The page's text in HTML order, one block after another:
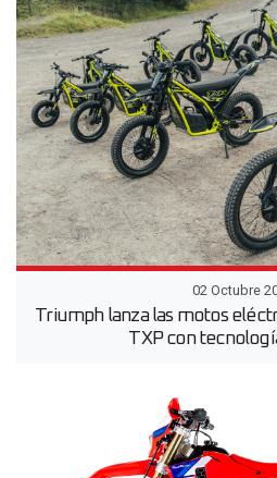
02 Octubre
Triumph lanza las motos
TXP con